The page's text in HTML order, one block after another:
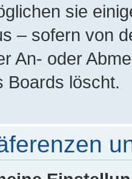
sie
– sofern von
An- oder
Boards löscht.